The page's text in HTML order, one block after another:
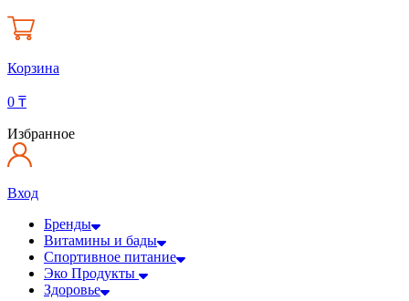
Корзина
0 ₸
Избранное
Вход
Бренды
Витамины и бады
Спортивное питание
Эко Продукты
Здоровье